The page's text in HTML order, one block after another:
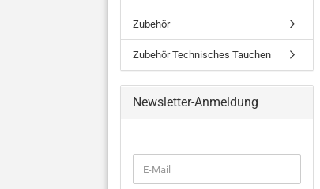
Zubehör
Zubehör Technisches Tauchen
Newsletter-Anmeldung
ZUR
E-
Mail